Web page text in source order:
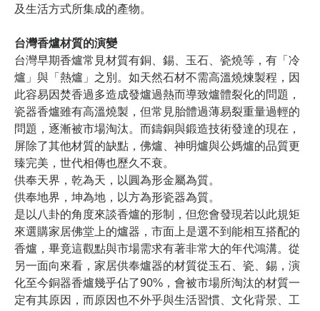
及生活方式所集成的產物。
台灣香爐材質的演變
台灣早期香爐常見材質有銅、錫、玉石、瓷燒等，有「冷
爐」與「熱爐」之別。如天然石材不需高溫燒煉製程，因
此容易因焚香過多造成發爐過熱而導致爐體裂化的問題，
瓷器香爐雖有高溫燒製，但常見胎體過薄易裂重量過輕的
問題，逐漸被市場淘汰。而鑄銅與鍛造技術發達的現在，
屏除了其他材質的缺點，佛爐、神明爐與公媽爐的品質更
臻完美，世代相傳也歷久不衰。
供奉天界，乾為天，以圓為形金屬為質。
供奉地界，坤為地，以方為形瓷器為質。
是以八卦的角度來談香爐的形制，但您會發現若以此規矩
來選購家居佛堂上的爐器，市面上是選不到能相互搭配的
香爐，畢竟這觀點與市場需求有著非常大的年代鴻溝。從
另一面向來看，家居供奉爐器的材質從玉石、瓷、錫，演
化至今銅器香爐幾乎佔了90%，會被市場所淘汰的材質一
定有其原因，而原因也不外乎與生活習慣、文化背景、工